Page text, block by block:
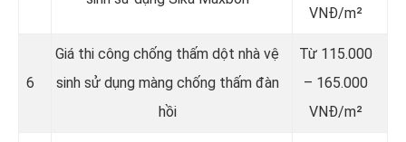
VNĐ/m²
6
Giá thi công chống thấm dột nhà vệ
sinh sử dụng màng chống thấm đàn
hồi
Từ 115.000
– 165.000
VNĐ/m²